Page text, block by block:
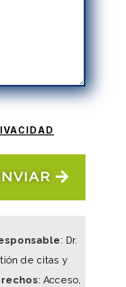
: Dr.
de citas y
: Acceso,